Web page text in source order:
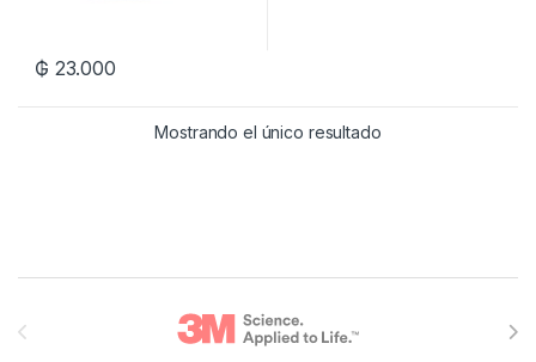
₲ 23.000
Mostrando el único resultado